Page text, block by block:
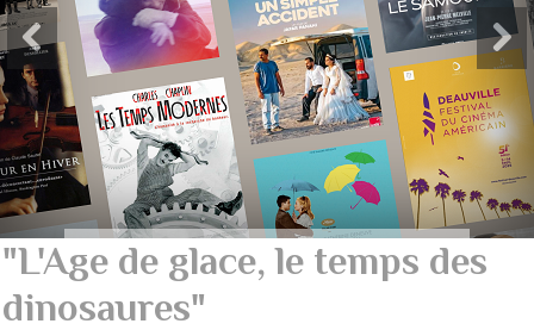
"L'Age de glace, le temps des
dinosaures"